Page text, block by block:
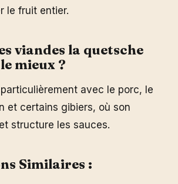
le fruit entier.
viandes la quetsche
mieux ?
particulièrement avec le porc, le
et certains gibiers, où son
structure les sauces.
Similaires :